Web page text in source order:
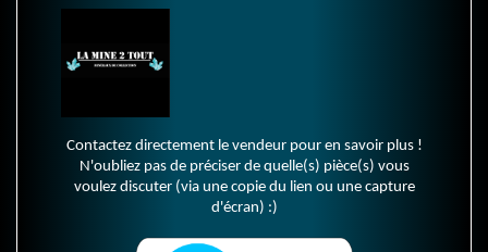
Contactez directement le vendeur pour en savoir plus !
N'oubliez pas de préciser de quelle(s) pièce(s) vous
voulez discuter (via une copie du lien ou une capture
d'écran) :)